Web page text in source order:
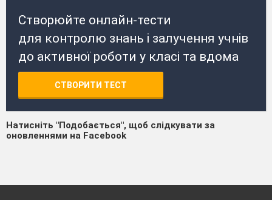
Створюйте онлайн-тести
для контролю знань і залучення учнів
до активної роботи у класі та вдома
СТВОРИТИ ТЕСТ
Натисніть "Подобається", щоб слідкувати за
оновленнями на Facebook